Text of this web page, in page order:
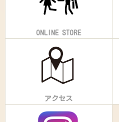
ONLINE STORE
アクセス